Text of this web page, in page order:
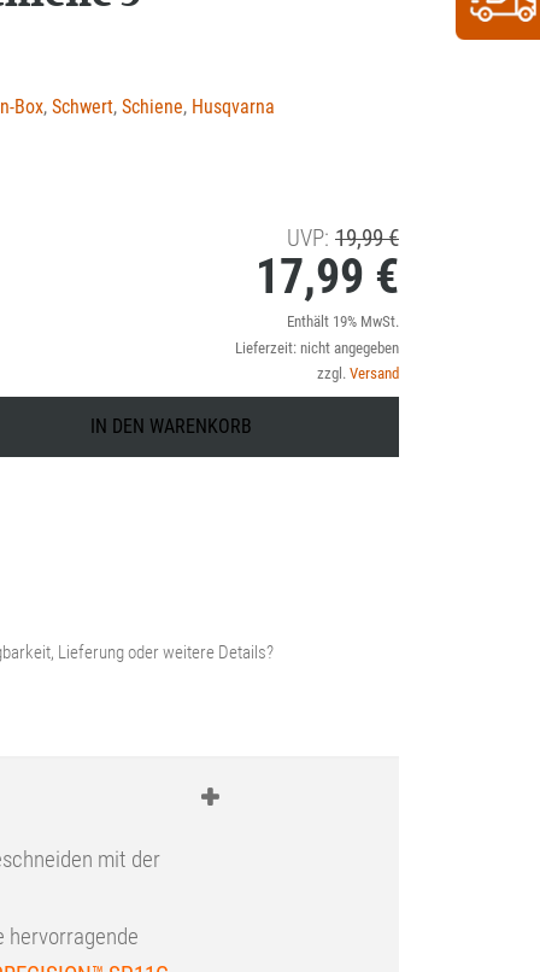
Box, Schwert, Schiene, Husqvarna
UVP: 19,99€Ursprünglicher
19,99 €
17,99 €
Aktueller
Preis
ist:
Enthält 19% MwSt.
Lieferzeit: nicht angegeben
zzgl. Versand
IN DEN WARENKORB
Lieferung oder weitere Details?
mit der
hervorragende